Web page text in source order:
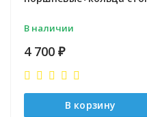
В наличии
4 700 ₽
В корзину